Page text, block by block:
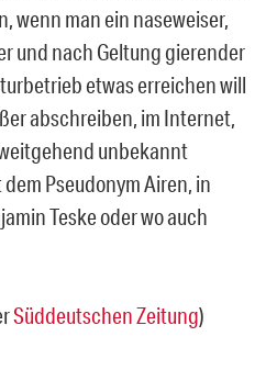
wenn man ein naseweiser,
und nach Geltung gierender
etwas erreichen will
abschreiben, im Internet,
unbekannt
Pseudonym Airen, in
Teske oder wo auch
Süddeutschen Zeitung)